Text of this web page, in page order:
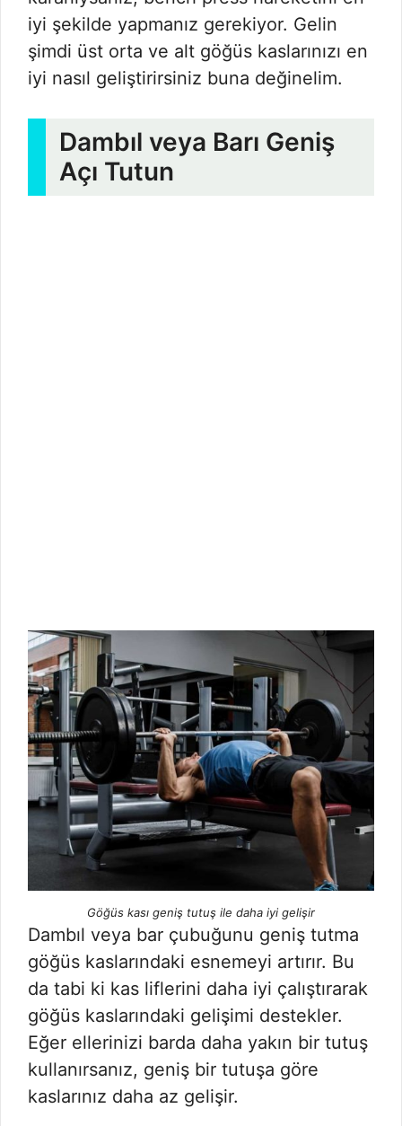
iyi şekilde yapmanız gerekiyor. Gelin
şimdi üst orta ve alt göğüs kaslarınızı en
iyi nasıl geliştirirsiniz buna değinelim.
Dambıl veya Barı Geniş
Açı Tutun
Göğüs kası geniş tutuş ile daha iyi gelişir
Dambıl veya bar çubuğunu geniş tutma
göğüs kaslarındaki esnemeyi artırır. Bu
da tabi ki kas liflerini daha iyi çalıştırarak
göğüs kaslarındaki gelişimi destekler.
Eğer ellerinizi barda daha yakın bir tutuş
kullanırsanız, geniş bir tutuşa göre
kaslarınız daha az gelişir.